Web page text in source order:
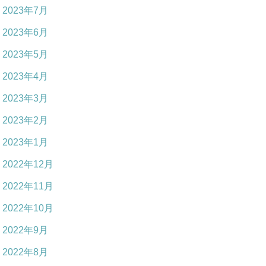
2023年7月
2023年6月
2023年5月
2023年4月
2023年3月
2023年2月
2023年1月
2022年12月
2022年11月
2022年10月
2022年9月
2022年8月